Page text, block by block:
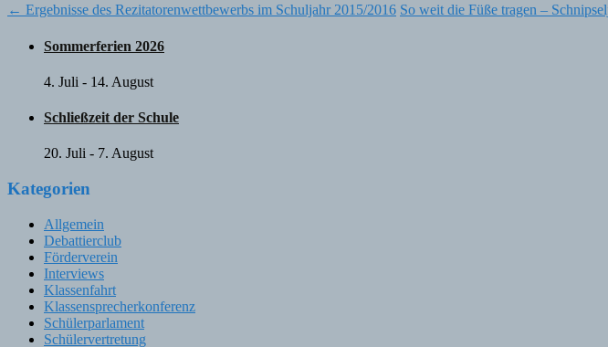
Post
navigation
← Ergebnisse des Rezitatorenwettbewerbs im Schuljahr 2015/2016 So weit die Füße tragen –
Sommerferien 2026
4. Juli - 14. August
Schließzeit der Schule
20. Juli - 7. August
Kategorien
Allgemein
Debattierclub
Förderverein
Interviews
Klassenfahrt
Klassensprecherkonferenz
Schülerparlament
Schülervertretung